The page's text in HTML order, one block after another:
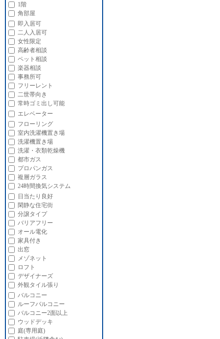
1階
角部屋
即入居可
二人入居可
女性限定
高齢者相談
ペット相談
楽器相談
事務所可
フリーレント
二世帯向き
常時ゴミ出し可能
エレベーター
フローリング
室内洗濯機置き場
洗濯機置き場
洗濯・衣類乾燥機
都市ガス
プロパンガス
複層ガラス
24時間換気システム
日当たり良好
閑静な住宅街
分譲タイプ
バリアフリー
オール電化
家具付き
出窓
メゾネット
ロフト
デザイナーズ
外観タイル張り
バルコニー
ルーフバルコニー
バルコニー2面以上
ウッドデッキ
庭(専用庭)